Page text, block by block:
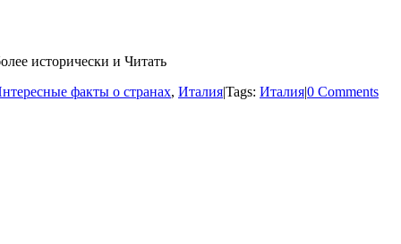
исторически и Читать
факты о странах, Италия|Tags: Италия|0 Comments